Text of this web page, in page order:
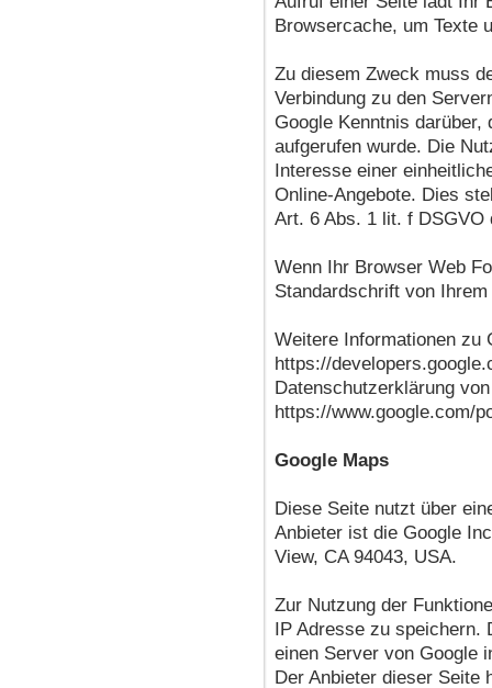
Browsercache, um Texte
Zu diesem Zweck muss
Verbindung zu den
Google Kenntnis
aufgerufen wurde. Die
Interesse einer
Online-Angebote. Dies
Art. 6 Abs. 1 lit. f DSGVO
Wenn Ihr Browser Web
Standardschrift von
Weitere Informationen zu
https://
Datenschutzerklärung
https://www.google.com/
Google Maps
Diese Seite nutzt über
Anbieter ist die Google
View, CA 94043, USA.
Zur Nutzung der
IP Adresse zu speichern.
einen Server von Google
Der Anbieter dieser Seite